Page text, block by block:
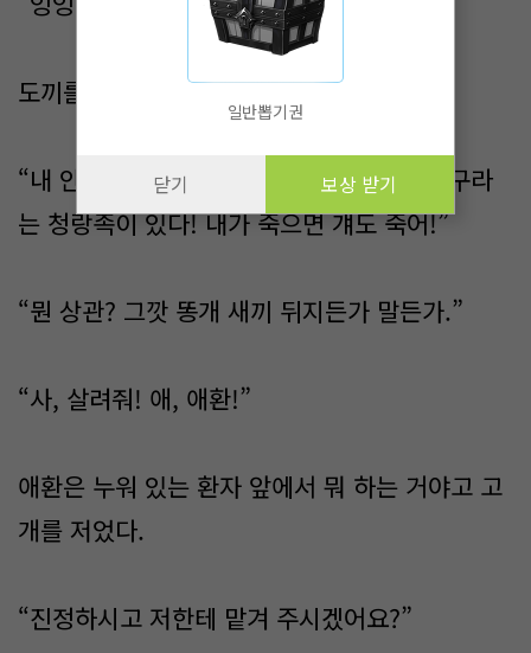
도끼를 들어 올렸다.
“내 안에 아직 누가 있는지 모르나 본데! 복구라
는 청랑족이 있다! 내가 죽으면 걔도 죽어!”
“뭔 상관? 그깟 똥개 새끼 뒤지든가 말든가.”
“사, 살려줘! 애, 애환!”
애환은 누워 있는 환자 앞에서 뭐 하는 거야고 고
개를 저었다.
“진정하시고 저한테 맡겨 주시겠어요?”
일반뽑기권
닫기 보상 받기